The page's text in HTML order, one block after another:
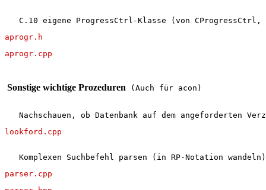
C.10 eigene ProgressCtrl-Klasse (von
aprogr.h
aprogr.cpp
Sonstige wichtige Prozeduren (Auch für acon)
Nachschauen, ob Datenbank auf dem angeforderten
lookford.cpp
Komplexen Suchbefehl parsen (in RP-Notation
parser.cpp